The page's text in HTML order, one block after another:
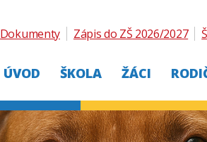
ÚVOD ŠKOLA ŽÁCI
Dokumenty Zápis do ZŠ 2026/2027